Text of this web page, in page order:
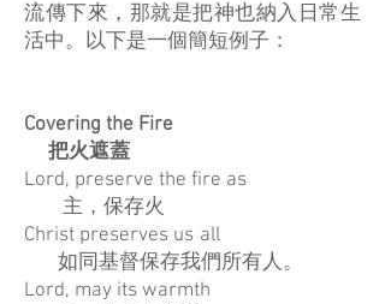
流傳下來，那就是把神也納入日常生
活中。以下是一個簡短例子：
Covering the Fire
把火遮蓋
Lord, preserve the fire as
主，保存火
Christ preserves us all
如同基督保存我們所有人。
Lord, may its warmth